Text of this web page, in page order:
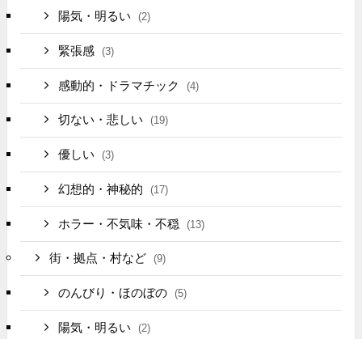
陽気・明るい (2)
緊張感 (3)
感動的・ドラマチック (4)
切ない・悲しい (19)
優しい (3)
幻想的・神秘的 (17)
ホラー・不気味・不穏 (13)
街・拠点・村など (9)
のんびり・ほのぼの (5)
陽気・明るい (2)